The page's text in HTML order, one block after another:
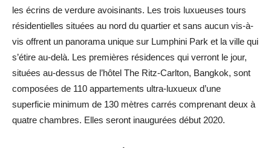
les écrins de verdure avoisinants. Les trois luxueuses tours
résidentielles situées au nord du quartier et sans aucun vis-à-
vis offrent un panorama unique sur Lumphini Park et la ville qui
s’étire au-delà. Les premières résidences qui verront le jour,
situées au-dessus de l’hôtel The Ritz-Carlton, Bangkok, sont
composées de 110 appartements ultra-luxueux d’une
superficie minimum de 130 mètres carrés comprenant deux à
quatre chambres. Elles seront inaugurées début 2020.